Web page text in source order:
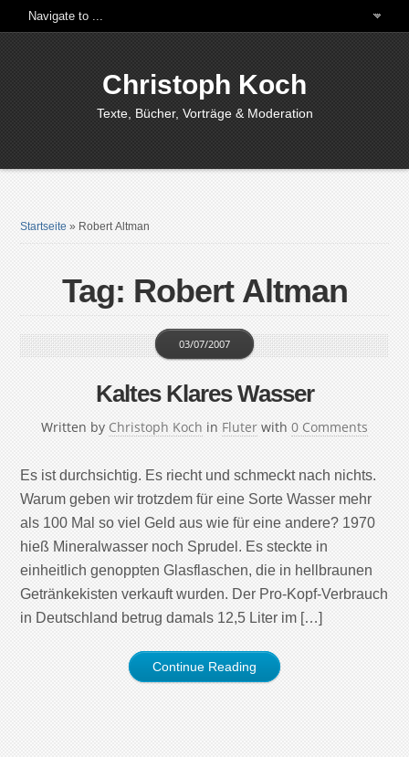
Christoph Koch
Texte, Bücher, Vorträge & Moderation
Startseite » Robert Altman
Tag: Robert Altman
Kaltes Klares Wasser
Written by Christoph Koch
03/07/2007
in Fluter with 0 Comments
Es ist durchsichtig. Es riecht und schmeckt nach nichts.
Warum geben wir trotzdem für eine Sorte Wasser mehr
als 100 Mal so viel Geld aus wie für eine andere? 1970
hieß Mineralwasser noch Sprudel. Es steckte in
einheitlich genoppten Glasflaschen, die in hellbraunen
Getränkekisten verkauft wurden. Der Pro-Kopf-Verbrauch
in Deutschland betrug damals 12,5 Liter im […]
Continue Reading